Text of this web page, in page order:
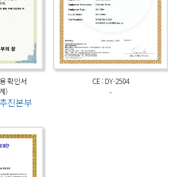
확인서
)
진본부
CE : DY-2504
-